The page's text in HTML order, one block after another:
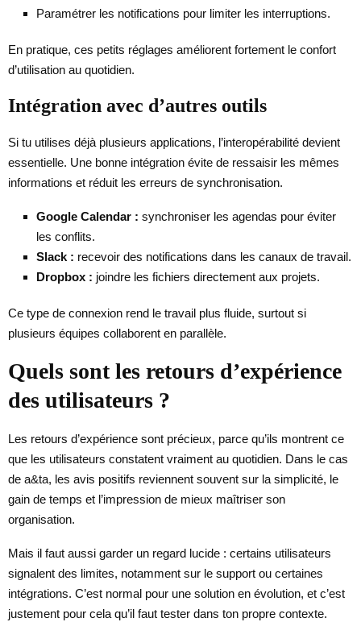
Paramétrer les notifications pour limiter les interruptions.
En pratique, ces petits réglages améliorent fortement le confort
d’utilisation au quotidien.
Intégration avec d’autres outils
Si tu utilises déjà plusieurs applications, l’interopérabilité devient
essentielle. Une bonne intégration évite de ressaisir les mêmes
informations et réduit les erreurs de synchronisation.
Google Calendar : synchroniser les agendas pour éviter
les conflits.
Slack : recevoir des notifications dans les canaux de travail.
Dropbox : joindre les fichiers directement aux projets.
Ce type de connexion rend le travail plus fluide, surtout si
plusieurs équipes collaborent en parallèle.
Quels sont les retours d’expérience
des utilisateurs ?
Les retours d’expérience sont précieux, parce qu’ils montrent ce
que les utilisateurs constatent vraiment au quotidien. Dans le cas
de a&ta, les avis positifs reviennent souvent sur la simplicité, le
gain de temps et l’impression de mieux maîtriser son
organisation.
Mais il faut aussi garder un regard lucide : certains utilisateurs
signalent des limites, notamment sur le support ou certaines
intégrations. C’est normal pour une solution en évolution, et c’est
justement pour cela qu’il faut tester dans ton propre contexte.